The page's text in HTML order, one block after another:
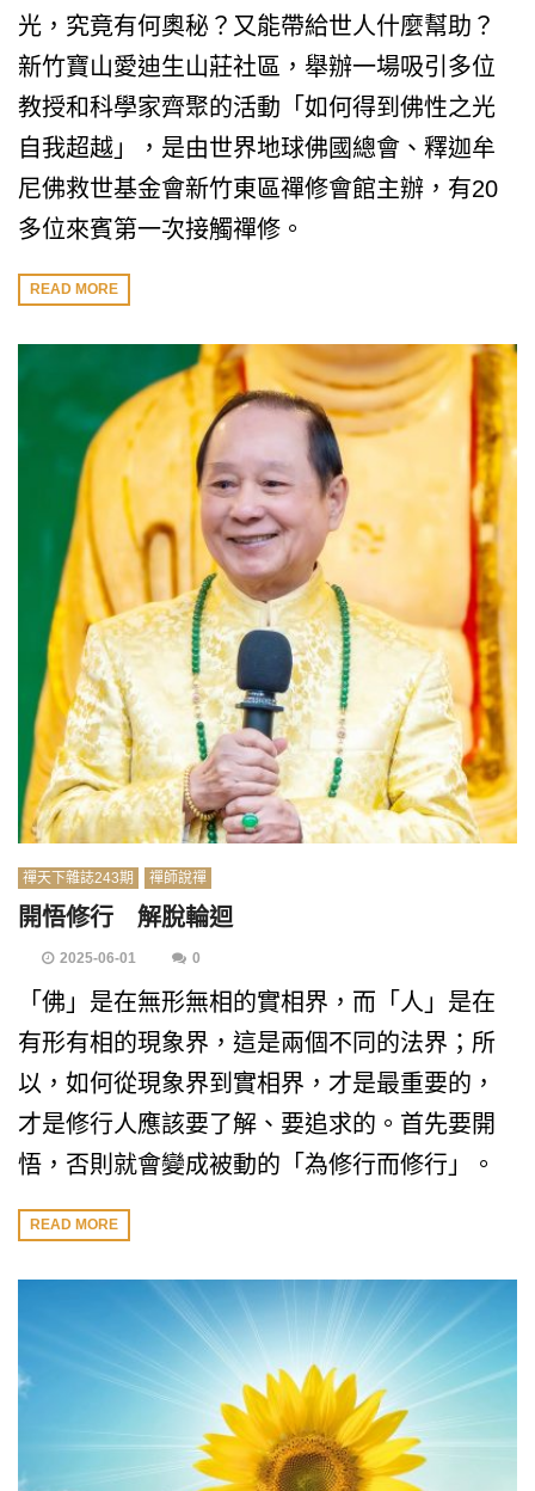
光，究竟有何奧秘？又能帶給世人什麼幫助？
新竹寶山愛迪生山莊社區，舉辦一場吸引多位
教授和科學家齊聚的活動「如何得到佛性之光
自我超越」，是由世界地球佛國總會、釋迦牟
尼佛救世基金會新竹東區禪修會館主辦，有20
多位來賓第一次接觸禪修。
READ MORE
禪天下雜誌243期 禪師說禪
開悟修行 解脫輪迴
2025-06-01 0
「佛」是在無形無相的實相界，而「人」是在
有形有相的現象界，這是兩個不同的法界；所
以，如何從現象界到實相界，才是最重要的，
才是修行人應該要了解、要追求的。首先要開
悟，否則就會變成被動的「為修行而修行」。
READ MORE